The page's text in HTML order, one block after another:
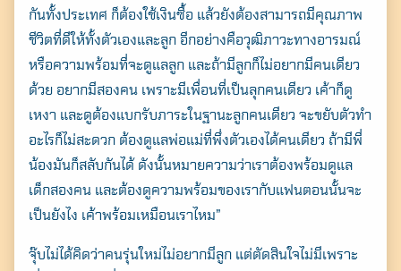
กันทั้งประเทศ ก็ต้องใช้เงินซื้อ แล้วยังต้องสามารถมีคุณภาพ
ชีวิตที่ดีให้ทั้งตัวเองและลูก อีกอย่างคือวุฒิภาวะทางอารมณ์
หรือความพร้อมที่จะดูแลลูก และถ้ามีลูกก็ไม่อยากมีคนเดียว
ด้วย อยากมีสองคน เพราะมีเพื่อนที่เป็นลุกคนเดียว เค้าก็ดู
เหงา และดูต้องแบกรับภาระในฐานะลูกคนเดียว จะขยับตัวทำ
อะไรก็ไม่สะดวก ต้องดูแลพ่อแม่ที่พึ่งตัวเองได้คนเดียว ถ้ามีพี่
น้องมันก็สลับกันได้ ดังนั้นหมายความว่าเราต้องพร้อมดูแล
เด็กสองคน และต้องดูความพร้อมของเรากับแฟนตอนนั้นจะ
เป็นยังไง เค้าพร้อมเหมือนเราไหม”
จุ๊บไม่ได้คิดว่าคนรุ่นใหม่ไม่อยากมีลูก แต่ตัดสินใจไม่มีเพราะ